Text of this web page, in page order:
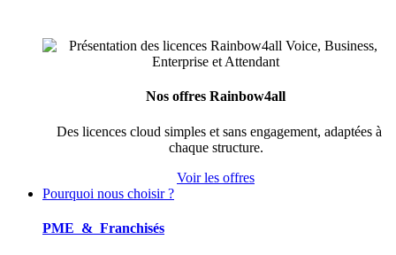
Nos offres Rainbow4all
Des licences cloud simples et sans engagement, adaptées à
chaque structure.
Voir les offres
Pourquoi nous choisir ?
PME & Franchisés